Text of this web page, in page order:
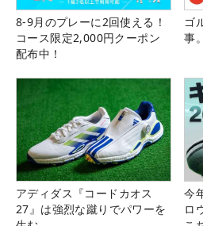
8-9月のプレーに2回使える！
コース限定2,000円クーポン
配布中！
ゴ
事
アディダス『コードカオス
27』は強烈な蹴りでパワーを
今
ロ